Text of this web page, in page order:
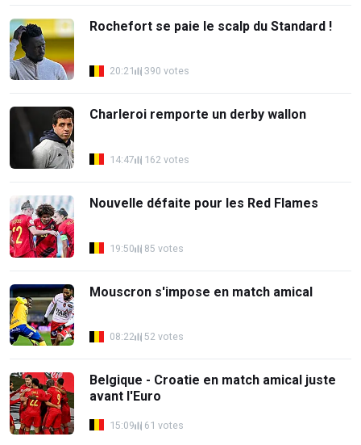
Rochefort se paie le scalp du Standard !
20:21 390 votes
Charleroi remporte un derby wallon
14:47 162 votes
Nouvelle défaite pour les Red Flames
19:50 85 votes
Mouscron s'impose en match amical
08:22 52 votes
Belgique - Croatie en match amical juste
avant l'Euro
15:09 61 votes